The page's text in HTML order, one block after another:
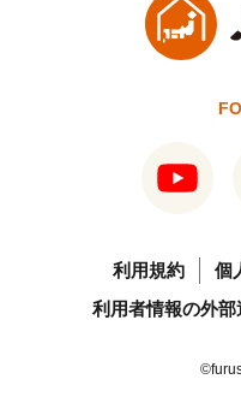
利用規約
個
利用者情報の外